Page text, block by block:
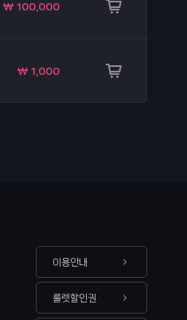
₩ 100,000
₩ 1,000
이용안내
룰렛할인권